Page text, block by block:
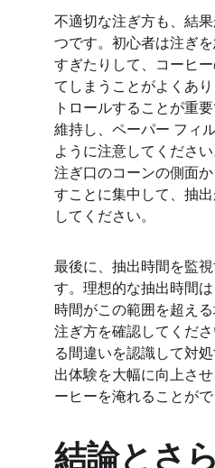
不適切な注ぎ方も、結
つです。初心者は注ぎ
すぎたりして、コーヒ
てしまうことがよくあ
トロールすることが重
維持し、ペーパー フィ
ように注意してくださ
注ぎ口のコーンの側面
すことに集中して、抽
してください。
最後に、抽出時間を監
す。理想的な抽出時間
時間がこの範囲を超え
注ぎ方を確認してくだ
る間違いを認識して対
出体験を大幅に向上さ
ーヒーを淹れることがで
結論とさ